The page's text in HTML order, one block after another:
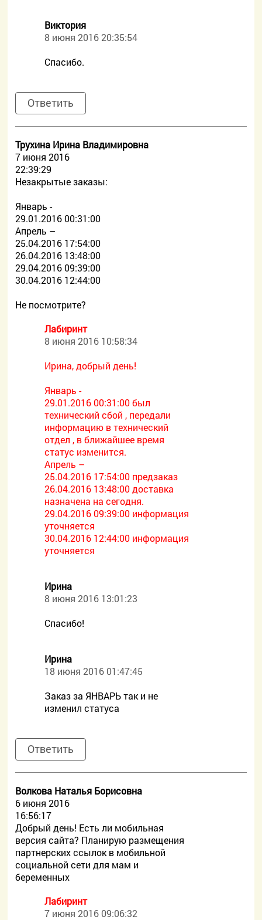
Виктория
8 июня 2016 20:35:54
Спасибо.
Ответить
Трухина Ирина Владимировна
7 июня 2016
22:39:29
Незакрытые заказы:
Январь -
29.01.2016 00:31:00
Апрель –
25.04.2016 17:54:00
26.04.2016 13:48:00
29.04.2016 09:39:00
30.04.2016 12:44:00
Не посмотрите?
Лабиринт
8 июня 2016 10:58:34
Ирина, добрый день!
Январь -
29.01.2016 00:31:00 был
технический сбой , передали
информацию в технический
отдел , в ближайшее время
статус изменится.
Апрель –
25.04.2016 17:54:00 предзаказ
26.04.2016 13:48:00 доставка
назначена на сегодня.
29.04.2016 09:39:00 информация
уточняется
30.04.2016 12:44:00 информация
уточняется
Ирина
8 июня 2016 13:01:23
Спасибо!
Ирина
18 июня 2016 01:47:45
Заказ за ЯНВАРЬ так и не
изменил статуса
Ответить
Волкова Наталья Борисовна
6 июня 2016
16:56:17
Добрый день! Есть ли мобильная
версия сайта? Планирую размещения
партнерских ссылок в мобильной
социальной сети для мам и
беременных
Лабиринт
7 июня 2016 09:06:32